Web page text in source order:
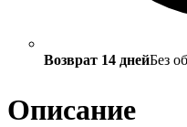
Возврат 14 днейБез
Описание